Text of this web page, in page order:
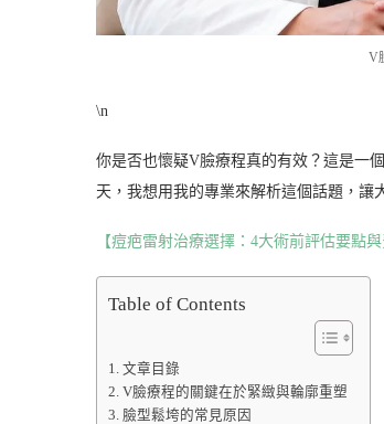
V
\n
你是否也懷疑V臉療程真的有效？這是一
天，我想用我的專業來解析這個話題，讓
【痘疤雷射治療選擇：4大術前評估要點與
Table of Contents
文章目錄
V臉療程的關鍵在於緊緻與輪廓重塑
臉型鬆垮的常見原因